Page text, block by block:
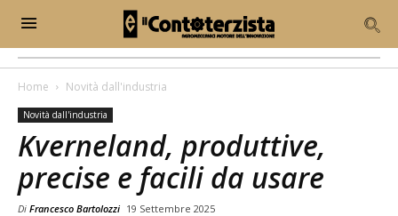
Home Novità dall'industria
Novità dall'industria
Kverneland, produttive,
precise e facili da usare
Di Francesco Bartolozzi 19 Settembre 2025